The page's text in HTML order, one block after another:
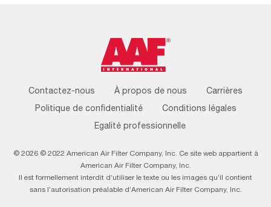
Footer
Menu
Contactez-nous À propos de nous
Carrières
Politique de confidentialité
Conditions légales
Egalité professionnelle
© 2026 © 2022 American Air Filter Company, Inc. Ce site web appartient à
American Air Filter Company, Inc.
Il est formellement interdit d’utiliser le texte ou les images qu’il contient
sans l’autorisation préalable d’American Air Filter Company, Inc.